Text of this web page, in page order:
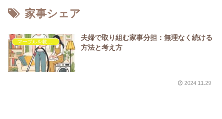
家事シェア
夫婦で取り組む家事分担：無理なく続ける
方法と考え方
2024.11.29